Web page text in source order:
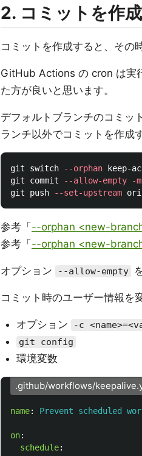
2. コミットを作
コミットを作成すると、その
GitHub Actions の cron は実
た方が良いと思います。
デフォルトブランチのコミッ
ランチ以外でコミットを作成
git switch --orphan keep-
git commit
--allow-empty -m
git push
--set-upstream
参考「 --orphan <new-
参考「 --orphan <new-
オプション --allow-empty
コミット時のユーザー情報を
オプション
-c
git config
環境変数
.github/workflows/
name: Prevent scheduled
on:
schedule: